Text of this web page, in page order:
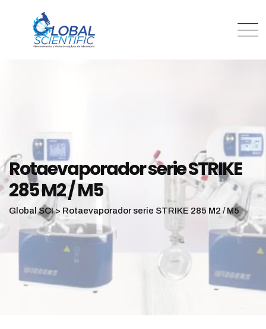
Rotaevaporador serie STRIKE
285 M2 / M5
Global SCI> Rotaevaporador serie STRIKE 285 M2 / M5